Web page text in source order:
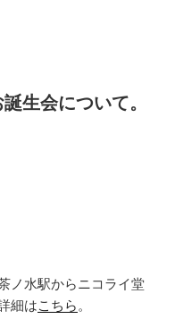
生会について。
ノ水駅からニコライ堂
細はこちら 。